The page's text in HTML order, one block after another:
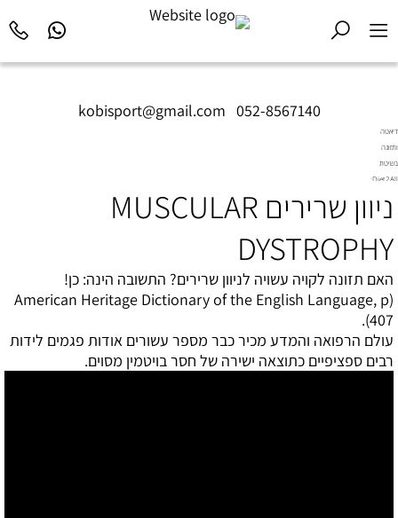
kobisport@gmail.com 052-8567140
דיאטה
ותזונה
בשיטת
Diet2All:
שמאחורי
המושלם.
ניוון שרירים MUSCULAR
DYSTROPHY
האם תזונה לקויה עשויה לניוון שרירים? התשובה הינה: כן!
(
American Heritage Dictionary of the English Language, p
407
).
עולם הרפואה והמדע מכיר כבר מספר עשורים אודות פגמים לידות
רבים ספציפיים כתוצאה ישירה של חסר בויטמין מסוים.